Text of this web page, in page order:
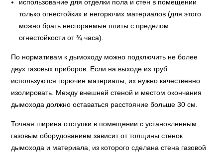
использование для отделки пола и стен в помещении
только огнестойких и негорючих материалов (для этого
можно брать несгораемые плиты с пределом
огнестойкости от ¾ часа).
По нормативам к дымоходу можно подключить не более
двух газовых приборов. Если на выходе из труб
используются горючие материалы, их нужно качественно
изолировать. Между внешней стеной и местом окончания
дымохода должно оставаться расстояние больше 30 см.
Точная ширина отступки в помещении с установленным
газовым оборудованием зависит от толщины стенок
дымохода и материала, из которого сделана стена газовой